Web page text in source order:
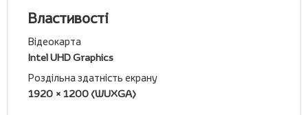
Властивості
Відеокарта
Intel UHD Graphics
Роздільна здатність екрану
1920 × 1200 (WUXGA)